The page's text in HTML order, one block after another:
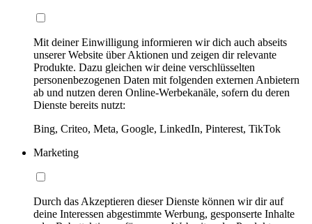
Mit deiner Einwilligung informieren wir dich auch abseits
unserer Website über Aktionen und zeigen dir relevante
Produkte. Dazu gleichen wir deine verschlüsselten
personenbezogenen Daten mit folgenden externen Anbietern
ab und nutzen deren Online-Werbekanäle, sofern du deren
Dienste bereits nutzt:
Bing, Criteo, Meta, Google, LinkedIn, Pinterest, TikTok
Marketing
Durch das Akzeptieren dieser Dienste können wir dir auf
deine Interessen abgestimmte Werbung, gesponserte Inhalte